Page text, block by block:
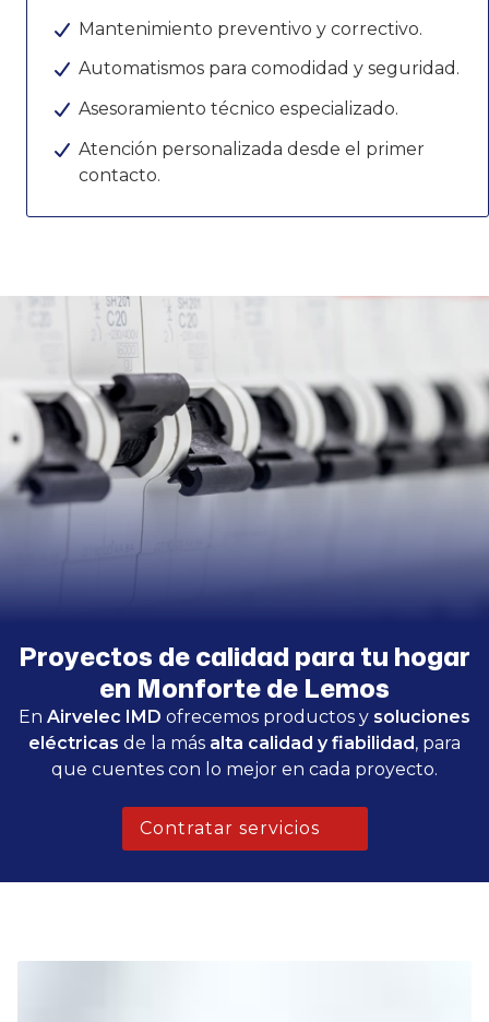
Mantenimiento preventivo y correctivo.
Automatismos para comodidad y seguridad.
Asesoramiento técnico especializado.
Atención personalizada desde el primer
contacto.
Proyectos de calidad para tu hogar
en Monforte de Lemos
En Airvelec IMD ofrecemos productos y soluciones
eléctricas de la más alta calidad y fiabilidad , para
que cuentes con lo mejor en cada proyecto.
Contratar servicios